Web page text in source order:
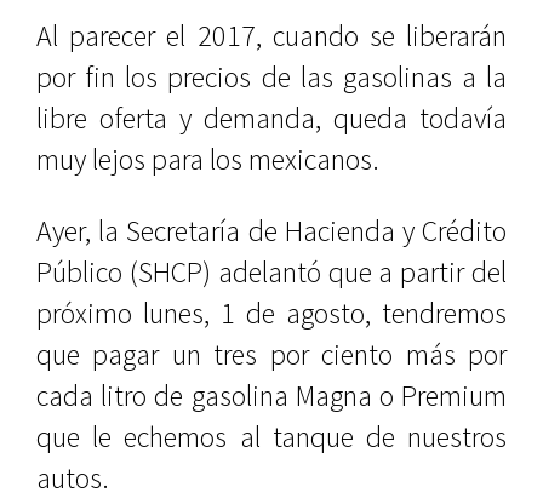
Al parecer el 2017, cuando se liberarán
por fin los precios de las gasolinas a la
libre oferta y demanda, queda todavía
muy lejos para los mexicanos.
Ayer, la Secretaría de Hacienda y Crédito
Público (SHCP) adelantó que a partir del
próximo lunes, 1 de agosto, tendremos
que pagar un tres por ciento más por
cada litro de gasolina Magna o Premium
que le echemos al tanque de nuestros
autos.